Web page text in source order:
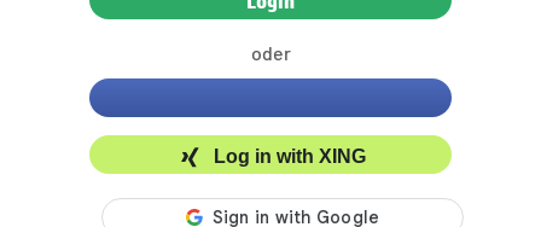
oder
Log in with XING